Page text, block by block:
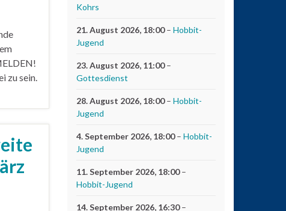
zu sein.
Kohrs
21. August 2026, 18:00– Hobbit-
Jugend
23. August 2026, 11:00–
Gottesdienst
28. August 2026, 18:00– Hobbit-
Jugend
4. September 2026, 18:00– Hobbit-
Jugend
11. September 2026, 18:00–
Hobbit-Jugend
14. September 2026, 16:30–